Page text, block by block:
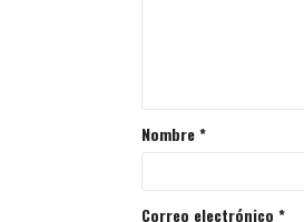
Nombre*
Correo electrónico *